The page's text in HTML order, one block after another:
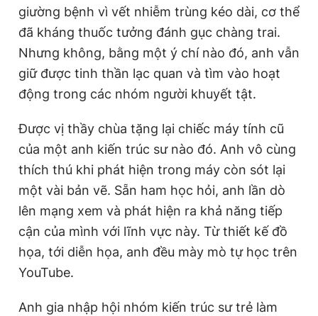
giường bệnh vì vết nhiễm trùng kéo dài, cơ thể
đã kháng thuốc tưởng đánh gục chàng trai.
Nhưng không, bằng một ý chí nào đó, anh vẫn
giữ được tinh thần lạc quan và tìm vào hoạt
động trong các nhóm người khuyết tật.
Được vị thầy chùa tặng lại chiếc máy tính cũ
của một anh kiến trúc sư nào đó. Anh vô cùng
thích thú khi phát hiện trong máy còn sót lại
một vài bản vẽ. Sẵn ham học hỏi, anh lần dò
lên mạng xem và phát hiện ra khả năng tiếp
cận của mình với lĩnh vực này. Từ thiết kế đồ
họa, tới diễn họa, anh đều mày mò tự học trên
YouTube.
Anh gia nhập hội nhóm kiến trúc sư trẻ làm